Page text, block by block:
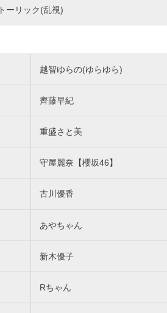
トーリック(乱視)
越智ゆらの(ゆらゆら)
齊藤早紀
重盛さと美
守屋麗奈【櫻坂46】
古川優香
あやちゃん
新木優子
Rちゃん